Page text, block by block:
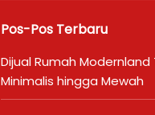
Pos-Pos Terbaru
Dijual Rumah
Minimalis hingga Mewah